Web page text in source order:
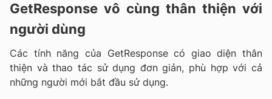
GetResponse vô cùng thân thiện với
người dùng
Các tính năng của GetResponse có giao diện thân
thiện và thao tác sử dụng đơn giản, phù hợp với cả
những người mới bắt đầu sử dụng.